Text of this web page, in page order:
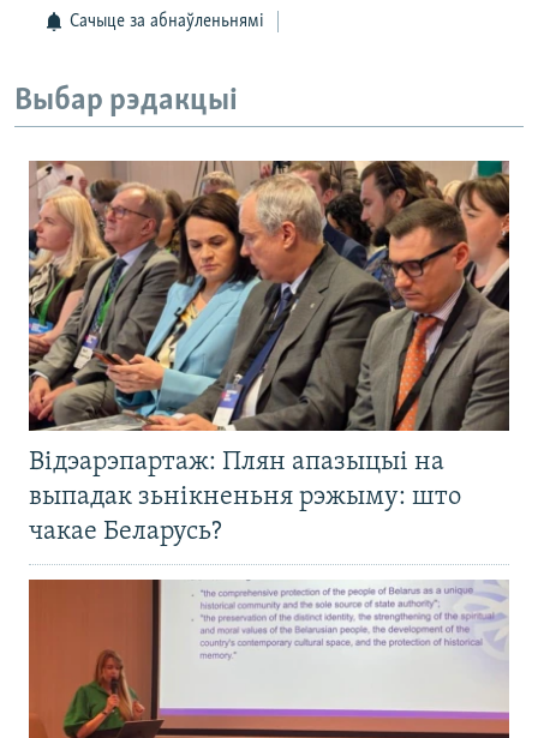
Сачыце за абнаўленьнямі
Выбар рэдакцыі
Відэарэпартаж: Плян апазыцыі на
выпадак зьнікненьня рэжыму: што
чакае Беларусь?